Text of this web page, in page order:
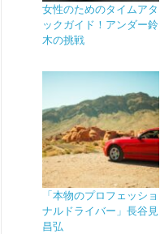
女性のためのタイムアタ
ックガイド！アンダー鈴
木の挑戦
「本物のプロフェッショ
ナルドライバー」長谷見
昌弘